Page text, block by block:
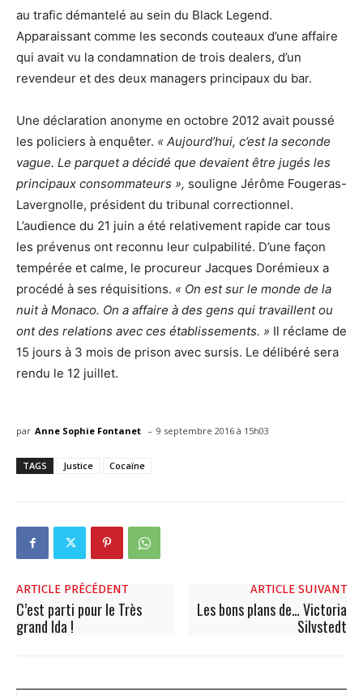
au trafic démantelé au sein du Black Legend.
Apparaissant comme les seconds couteaux d’une affaire
qui avait vu la condamnation de trois dealers, d’un
revendeur et des deux managers principaux du bar.
Une déclaration anonyme en octobre 2012 avait poussé
les policiers à enquêter. « Aujourd’hui, c’est la seconde
vague. Le parquet a décidé que devaient être jugés les
principaux consommateurs », souligne Jérôme Fougeras-
Lavergnolle, président du tribunal correctionnel.
L’audience du 21 juin a été relativement rapide car tous
les prévenus ont reconnu leur culpabilité. D’une façon
tempérée et calme, le procureur Jacques Dorémieux a
procédé à ses réquisitions. « On est sur le monde de la
nuit à Monaco. On a affaire à des gens qui travaillent ou
ont des relations avec ces établissements. » Il réclame de
15 jours à 3 mois de prison avec sursis. Le délibéré sera
rendu le 12 juillet.
par Anne Sophie Fontanet - 9 septembre 2016 à 15h03
TAGS Justice Cocaïne
ARTICLE PRÉCÉDENT
C’est parti pour le Très
grand Ida !
ARTICLE SUIVANT
Les bons plans de… Victoria
Silvstedt